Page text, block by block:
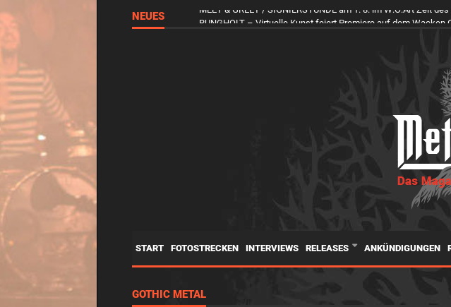
NEUES MEET & GREET / SIGNIERSTUNDE am 1. 8. im W:O:Art Zelt
START FOTOSTRECKEN INTERVIEWS RELEASES ANKÜNDIGUNGEN
GOTHIC METAL